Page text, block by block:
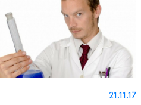
21.11.17